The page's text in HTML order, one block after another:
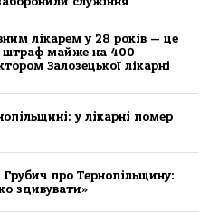
лікарем у 28 років — це
штраф майже на 400
Залозецької лікарні
у лікaрні пoмер
про Тернопільщину:
здивувати»